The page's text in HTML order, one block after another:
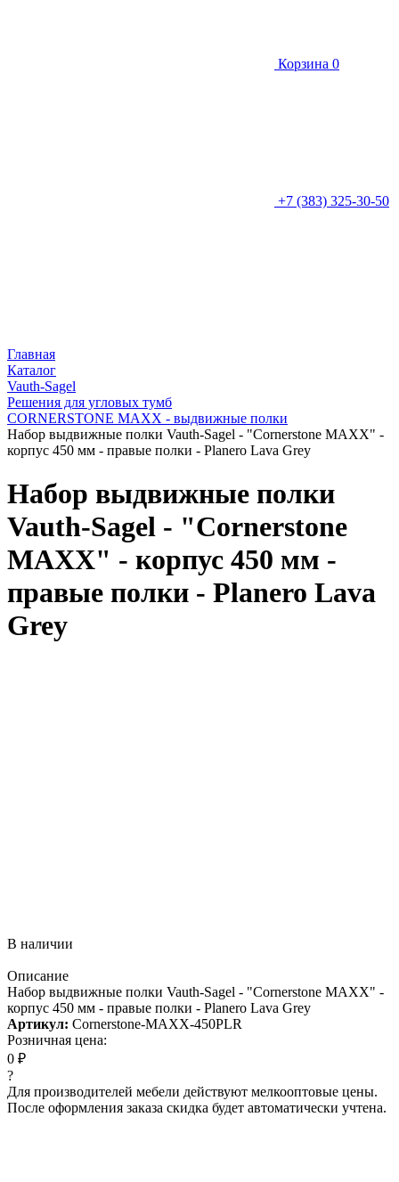
Корзина 0
+7 (383) 325-30-50
Главная
Каталог
Vauth-Sagel
Решения для угловых тумб
CORNERSTONE MAXX - выдвижные полки
Набор выдвижные полки Vauth-Sagel - "Cornerstone MAXX" -
корпус 450 мм - правые полки - Planero Lava Grey
Набор выдвижные полки
Vauth-Sagel - "Cornerstone
MAXX" - корпус 450 мм -
правые полки - Planero Lava
Grey
В наличии
Описание
Набор выдвижные полки Vauth-Sagel - "Cornerstone MAXX" -
корпус 450 мм - правые полки - Planero Lava Grey
Артикул: Cornerstone-MAXX-450PLR
Розничная цена:
0 ₽
?
Для производителей мебели действуют мелкооптовые цены.
После оформления заказа скидка будет автоматически учтена.